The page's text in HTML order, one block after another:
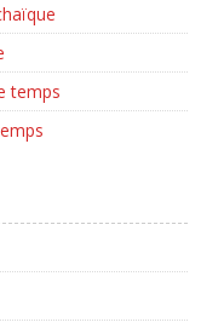
temps